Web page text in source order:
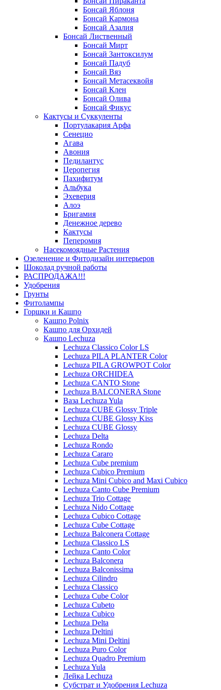
Бонсай Яблоня
Бонсай Кармона
Бонсай Азалия
Бонсай Лиственный
Бонсай Мирт
Бонсай Зантоксилум
Бонсай Падуб
Бонсай Вяз
Бонсай Метасеквойя
Бонсай Клен
Бонсай Олива
Бонсай Фикус
Кактусы и Суккуленты
Портулакария Арфа
Сенецио
Агава
Авония
Педилантус
Церопегия
Пахифитум
Альбука
Эхеверия
Алоэ
Бригамия
Денежное дерево
Кактусы
Пеперомия
Насекомоядные Растения
Озеленение и Фитодизайн интерьеров
Шоколад ручной работы
РАСПРОДАЖА!!!
Удобрения
Грунты
Фитолампы
Горшки и Кашпо
Кашпо Polnix
Кашпо для Орхидей
Кашпо Lechuza
Lechuza Classico Color LS
Lechuza PILA PLANTER Color
Lechuza PILA GROWPOT Color
Lechuza ORCHIDEA
Lechuza CANTO Stone
Lechuza BALCONERA Stone
Ваза Lechuza Yula
Lechuza CUBE Glossy Triple
Lechuza CUBE Glossy Kiss
Lechuza CUBE Glossy
Lechuza Delta
Lechuza Rondo
Lechuza Cararo
Lechuza Cube premium
Lechuza Cubico Premium
Lechuza Mini Cubico and Maxi Cubico
Lechuza Canto Cube Premium
Lechuza Trio Cottage
Lechuza Nido Cottage
Lechuza Cubico Cottage
Lechuza Cube Cottage
Lechuza Balconera Cottage
Lechuza Classico LS
Lechuza Canto Color
Lechuza Balconera
Lechuza Balconissima
Lechuza Cilindro
Lechuza Classico
Lechuza Cube Color
Lechuza Cubeto
Lechuza Cubico
Lechuza Delta
Lechuza Deltini
Lechuza Mini Deltini
Lechuza Puro Color
Lechuza Quadro Premium
Lechuza Yula
Лейка Lechuza
Субстрат и Удобрения Lechuza